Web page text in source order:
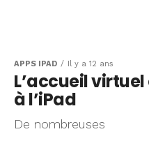
APPS IPAD Il y a 12 ans
L’accueil
à l’iPad
De nombreuses